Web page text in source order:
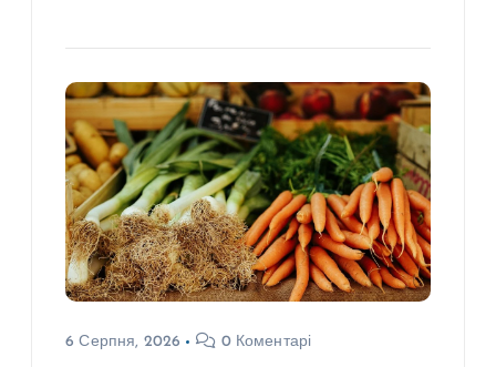
6 Серпня, 2026 0 Коментарі